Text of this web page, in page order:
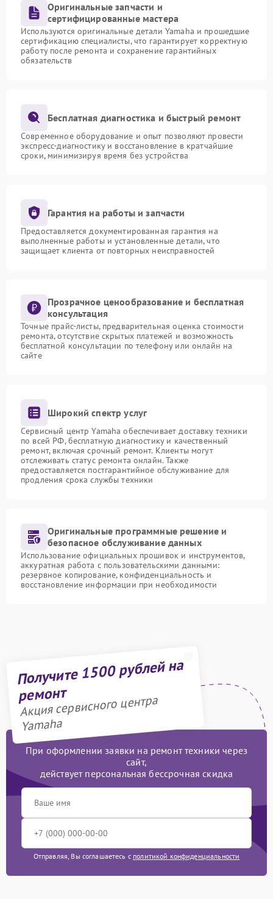
Оригинальные запчасти и
сертифицированные мастера
Используются оригинальные детали Yamaha и прошедшие
сертификацию специалисты, что гарантирует корректную
работу после ремонта и сохранение гарантийных
обязательств
Бесплатная диагностика и быстрый ремонт
Современное оборудование и опыт позволяют провести
экспресс-диагностику и восстановление в кратчайшие
сроки, минимизируя время без устройства
Гарантия на работы и запчасти
Предоставляется документированная гарантия на
выполненные работы и установленные детали, что
защищает клиента от повторных неисправностей
Прозрачное ценообразование и бесплатная
консультация
Точные прайс-листы, предварительная оценка стоимости
ремонта, отсутствие скрытых платежей и возможность
бесплатной консультации по телефону или онлайн на
сайте
Широкий спектр услуг
Сервисный центр Yamaha обеспечивает доставку техники
по всей РФ, бесплатную диагностику и качественный
ремонт, включая срочный ремонт. Клиенты могут
отслеживать статус ремонта онлайн. Также
предоставляется постгарантийное обслуживание для
продления срока службы техники
Оригинальные программные решение и
безопасное обслуживание данных
Использование официальных прошивок и инструментов,
аккуратная работа с пользовательскими данными:
резервное копирование, конфиденциальность и
восстановление информации при необходимости
Получите 1500 рублей на
ремонт
Акция сервисного центра
Yamaha
При оформлении заявки на ремонт техники через
сайт,
действует персональная бессрочная скидка
Отправляя, Вы соглашаетесь с политикой конфиденциальности